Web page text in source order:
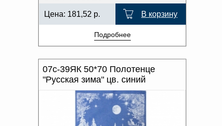
Цена: 181,52 р. В корзину
Подробнее
07с-39ЯК 50*70 Полотенце
"Русская зима" цв. синий